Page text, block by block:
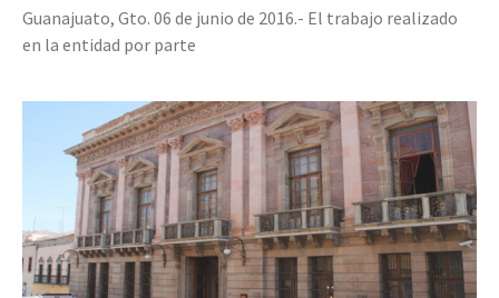
Guanajuato, Gto. 06 de junio de 2016.- El trabajo realizado
en la entidad por parte